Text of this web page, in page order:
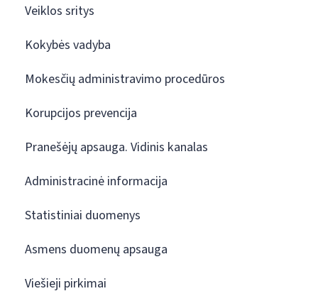
Veiklos sritys
Kokybės vadyba
Mokesčių administravimo procedūros
Korupcijos prevencija
Pranešėjų apsauga. Vidinis kanalas
Administracinė informacija
Statistiniai duomenys
Asmens duomenų apsauga
Viešieji pirkimai